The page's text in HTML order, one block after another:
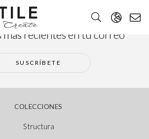
nuestra newsletter y recibe
más recientes en tu correo
SUSCRÍBETE
COLECCIONES
Structura